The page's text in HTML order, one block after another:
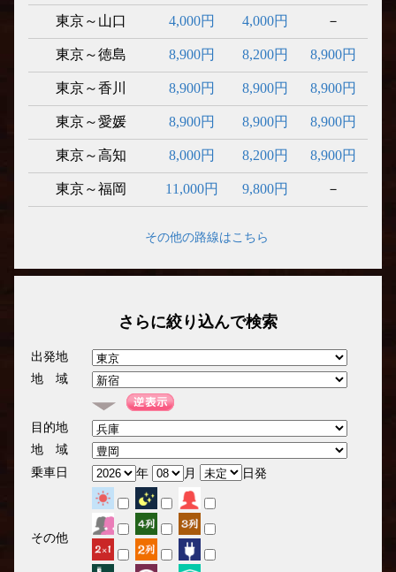
東京～山口 4,000円 4,000円 －
東京～徳島 8,900円 8,200円 8,900円
東京～香川 8,900円 8,900円 8,900円
東京～愛媛 8,900円 8,900円 8,900円
東京～高知 8,000円 8,200円 8,900円
東京～福岡 11,000円 9,800円 －
その他の路線はこちら
さらに絞り込んで検索
出発地
地 域
目的地
地 域
乗車日
年 月 日発
その他